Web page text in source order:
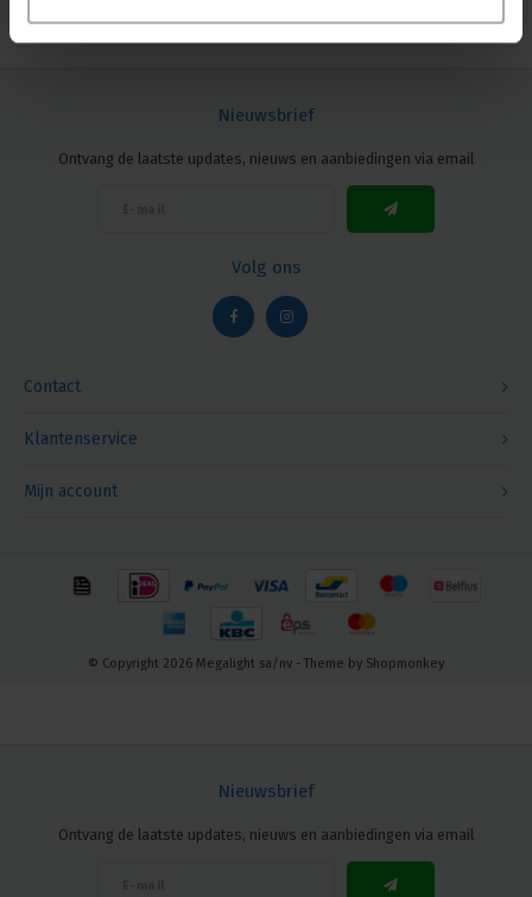
Contact
Nieuwsbrief
Ontvang de laatste updates, nieuws en aanbiedingen via email
Volg ons
Klantenservice
Mijn account
© Copyright 2026 Megalight sa/nv - Theme by Shopmonkey
Nieuwsbrief
Ontvang de laatste updates, nieuws en aanbiedingen via email